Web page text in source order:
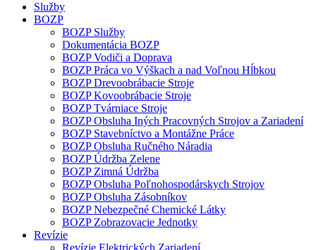
Služby
BOZP
BOZP Služby
Dokumentácia BOZP
BOZP Vodiči a Doprava
BOZP Práca vo Výškach a nad Voľnou Hĺbkou
BOZP Drevoobrábacie Stroje
BOZP Kovoobrábacie Stroje
BOZP Tvárniace Stroje
BOZP Obsluha Iných Pracovných Strojov a Zariadení
BOZP Stavebníctvo a Montážne Práce
BOZP Obsluha Ručného Náradia
BOZP Údržba Zelene
BOZP Zimná Údržba
BOZP Obsluha Poľnohospodárskych Strojov
BOZP Obsluha Zásobníkov
BOZP Nebezpečné Chemické Látky
BOZP Zobrazovacie Jednotky
Revízie
Revízie Elektrických Zariadení